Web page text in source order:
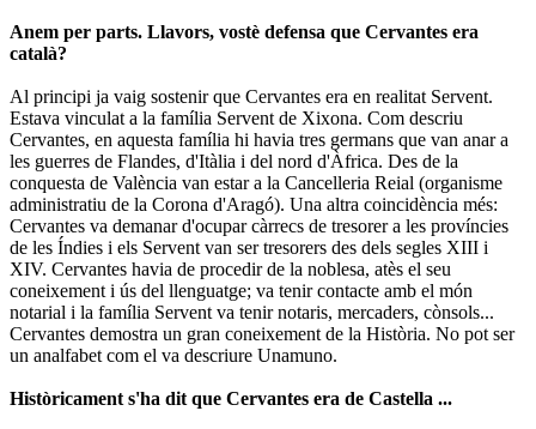
Anem per parts. Llavors, vostè defensa que Cervantes era
català?
Al principi ja vaig sostenir que Cervantes era en realitat Servent.
Estava vinculat a la família Servent de Xixona. Com descriu
Cervantes, en aquesta família hi havia tres germans que van anar a
les guerres de Flandes, d'Itàlia i del nord d'Àfrica. Des de la
conquesta de València van estar a la Cancelleria Reial (organisme
administratiu de la Corona d'Aragó). Una altra coincidència més:
Cervantes va demanar d'ocupar càrrecs de tresorer a les províncies
de les Índies i els Servent van ser tresorers des dels segles XIII i
XIV. Cervantes havia de procedir de la noblesa, atès el seu
coneixement i ús del llenguatge; va tenir contacte amb el món
notarial i la família Servent va tenir notaris, mercaders, cònsols...
Cervantes demostra un gran coneixement de la Història. No pot ser
un analfabet com el va descriure Unamuno.
Històricament s'ha dit que Cervantes era de Castella ...